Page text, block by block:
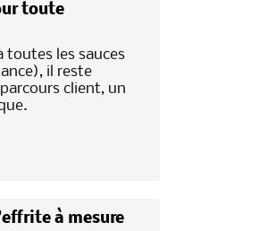
toute
toutes les sauces
il reste
client, un
à mesure